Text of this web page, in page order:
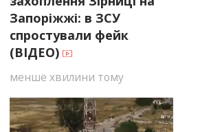
Запоріжжі: в ЗСУ
спростували фейк
(ВІДЕО)
менше хвилини тому